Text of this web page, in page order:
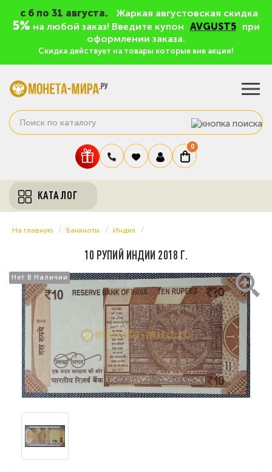
c 6 по 31 августа. Жаркая августовская скидка
5% на любой заказ! Введите купон AVGUST5
при
оформлении заказа.
Скидка действует на товары которые вне акции!
0
КАТАЛОГ
На главную Банкноты Индия
10 РУПИЙ ИНДИИ 2018 Г.
Нет В Наличии
Нет В Наличии